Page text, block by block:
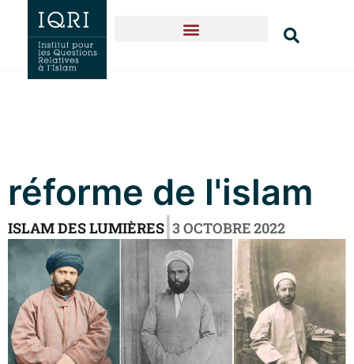
réforme de l'islam
ISLAM DES LUMIÈRES 3 OCTOBRE 2022